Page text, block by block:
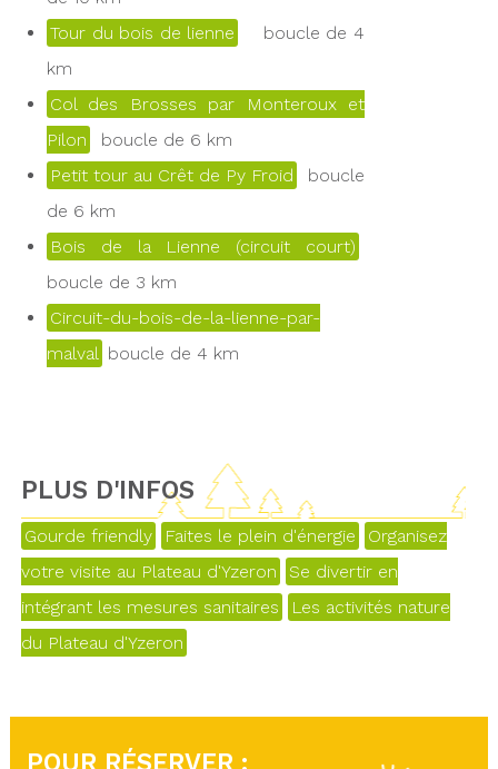
Tour du bois de lienne
boucle de 4
km
Col des Brosses par Monteroux et
Pilon
boucle de 6 km
Petit tour au Crêt de Py Froid
boucle
de 6 km
Bois de la Lienne (circuit court)
boucle de 3 km
Circuit-du-bois-de-la-lienne-par-
malval boucle de 4 km
PLUS D'INFOS
Gourde friendly Faites le plein d'énergie
Organisez
votre visite au Plateau d'Yzeron
Se divertir en
intégrant les mesures sanitaires
Les activités nature
du Plateau d'Yzeron
POUR RÉSERVER :